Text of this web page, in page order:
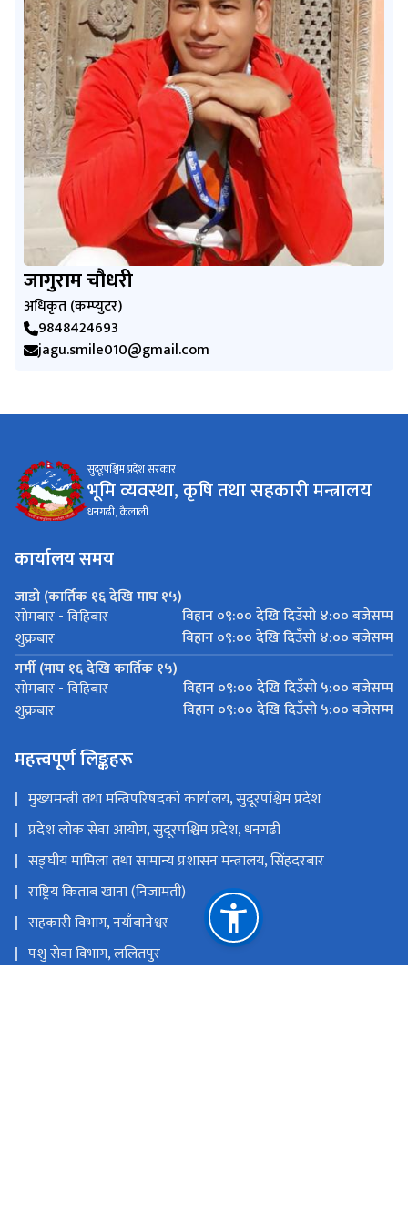
जागुराम चौधरी
अधिकृत (कम्प्युटर)
9848424693
jagu.smile010@gmail.com
सुदूरपश्चिम प्रदेश सरकार
भूमि व्यवस्था, कृषि तथा सहकारी मन्त्रालय
धनगढी, कैलाली
कार्यालय समय
जाडो (कार्तिक १६ देखि माघ १५)
साेमबार - विहिबार
विहान ०९:०० देखि दिउँसो ४:०० बजेसम्म
शुक्रबार
विहान ०९:०० देखि दिउँसो ४:०० बजेसम्म
गर्मी (माघ १६ देखि कार्तिक १५)
साेमबार - विहिबार
विहान ०९:०० देखि दिउँसो ५:०० बजेसम्म
शुक्रबार
विहान ०९:०० देखि दिउँसो ५:०० बजेसम्म
महत्त्वपूर्ण लिङ्कहरू
मुख्यमन्त्री तथा मन्त्रिपरिषदको कार्यालय, सुदूरपश्चिम प्रदेश
प्रदेश लोक सेवा आयोग, सुदूरपश्चिम प्रदेश, धनगढी
सङ्‍घीय मामिला तथा सामान्य प्रशासन मन्त्रालय, सिंहदरबार
राष्ट्रिय किताब खाना (निजामती)
सहकारी विभाग, नयाँबानेश्वर
पशु सेवा विभाग, ललितपुर